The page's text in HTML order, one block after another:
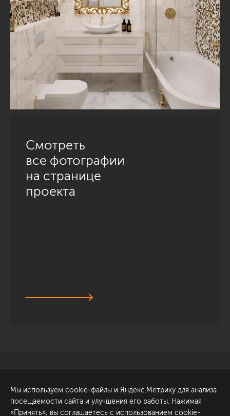
Смотреть
все фотографии
на странице
проекта
Обсудить проект
ул. Академика Павлова, 6
к1
Мы используем cookie-файлы и Яндекс.Метрику для анализа
посещаемости сайта и улучшения его работы. Нажимая
«Принять», вы соглашаетесь с использованием cookie-